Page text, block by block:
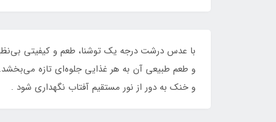
و طعم طبیعی آن به هر غذایی جلوه‌ای تازه
و خنک به دور از نور مستقیم آفتاب نگهداری شود .